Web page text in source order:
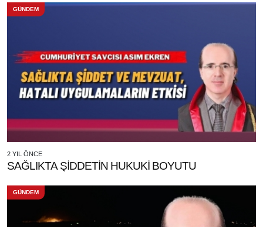
GÜNDEM
2 YIL ÖNCE
SAĞLIKTA ŞİDDETİN HUKUKİ BOYUTU
GÜNDEM